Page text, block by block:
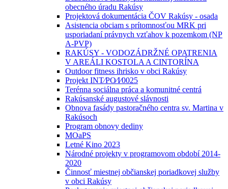
obecného úradu Rakúsy
Projektová dokumentácia ČOV Rakúsy - osada
Asistencia obciam s prítomnosťou MRK pri
usporiadaní právnych vzťahov k pozemkom (NP
A-PVP)
RAKÚSY - VODOZÁDRŽNÉ OPATRENIA
V AREÁLI KOSTOLA A CINTORÍNA
Outdoor fitness ihrisko v obci Rakúsy
Projekt INT⁄PO⁄I⁄0025
Terénna sociálna práca a komunitné centrá
Rakúsanské augustové slávnosti
Obnova fasády pastoračného centra sv. Martina v
Rakúsoch
Program obnovy dediny
MOaPS
Letné Kino 2023
Národné projekty v programovom období 2014-
2020
Činnosť miestnej občianskej poriadkovej služby
v obci Rakúsy